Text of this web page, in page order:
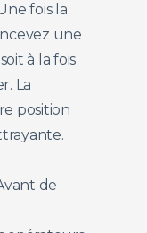
fois la
une
à la fois
La
position
de